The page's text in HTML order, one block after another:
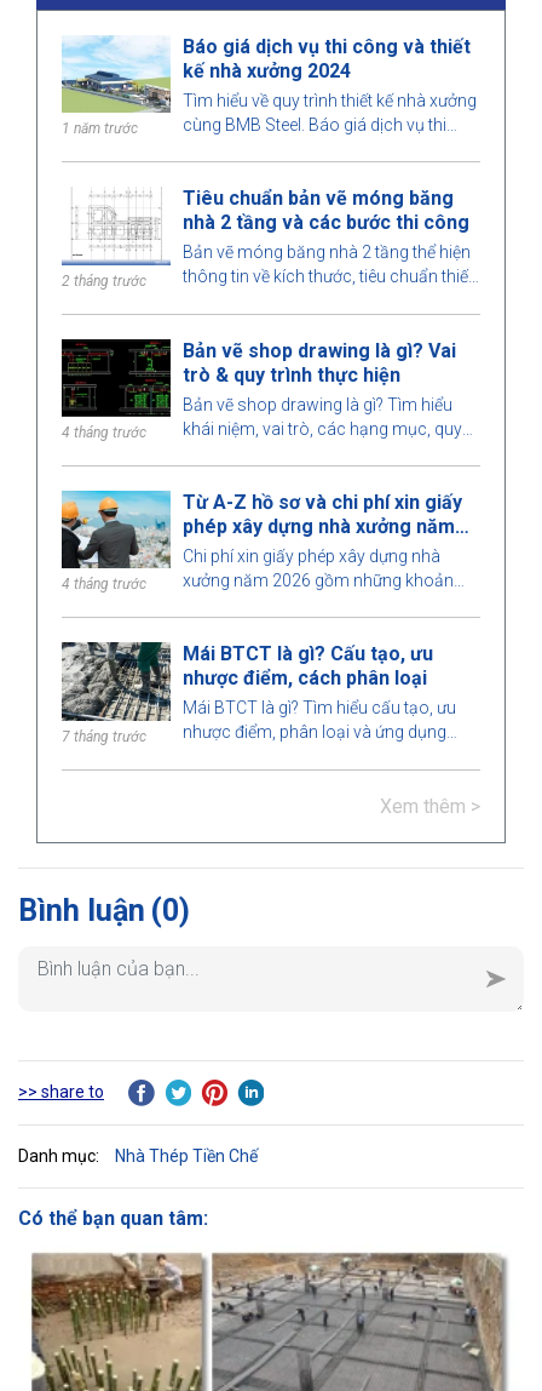
1 năm trước
Báo giá dịch vụ thi công và thiết
kế nhà xưởng 2024
Tìm hiểu về quy trình thiết kế nhà xưởng
cùng BMB Steel. Báo giá dịch vụ thi
lượng công trình.
2 tháng trước
Tiêu chuẩn bản vẽ móng băng
nhà 2 tầng và các bước thi công
Bản vẽ móng băng nhà 2 tầng thể hiện
thông tin về kích thước, tiêu chuẩn thiết
4 tháng trước
Bản vẽ shop drawing là gì? Vai
trò & quy trình thực hiện
Bản vẽ shop drawing là gì? Tìm hiểu
khái niệm, vai trò, các hạng mục, quy
4 tháng trước
Từ A-Z hồ sơ và chi phí xin giấy
phép xây dựng nhà xưởng năm
2026
Chi phí xin giấy phép xây dựng nhà
xưởng năm 2026 gồm những khoản
tiết tại đây.
7 tháng trước
Mái BTCT là gì? Cấu tạo, ưu
nhược điểm, cách phân loại
Mái BTCT là gì? Tìm hiểu cấu tạo, ưu
nhược điểm, phân loại và ứng dụng
Xem thêm >
Bình luận (0)
>> share to
Danh mục: Nhà Thép Tiền Chế
Có thể bạn quan tâm: